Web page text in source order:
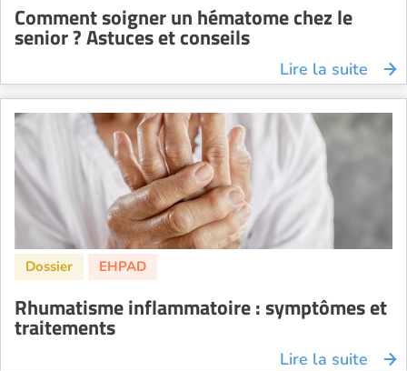
Comment soigner un hématome chez le
senior ? Astuces et conseils
Lire la suite
Rhumatisme inflammatoire : symptômes et
traitements
Lire la suite